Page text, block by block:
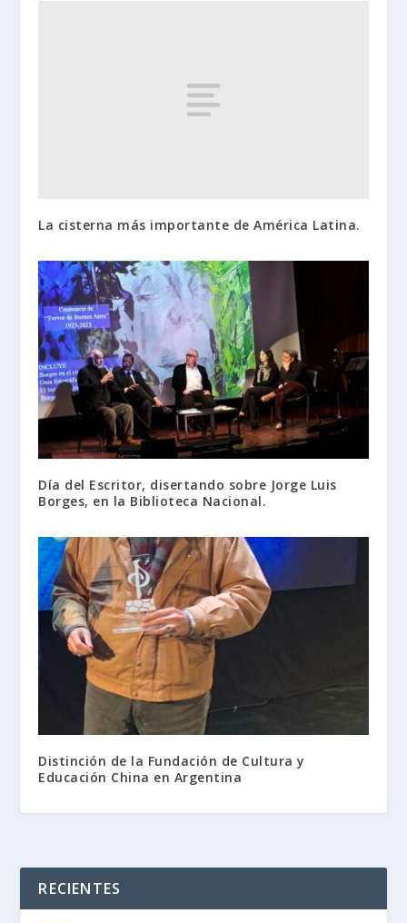
La cisterna más importante de América Latina.
Día del Escritor, disertando sobre Jorge Luis
Borges, en la Biblioteca Nacional.
Distinción de la Fundación de Cultura y
Educación China en Argentina
RECIENTES